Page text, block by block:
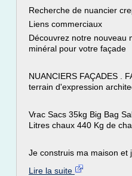
Recherche de nuancier
Liens commerciaux
Découvrez notre nouveau
minéral pour votre façade
NUANCIERS FAÇADES .
terrain d'expression
Vrac Sacs 35kg Big Bag
Litres chaux 440 Kg de
Je construis ma maison et
Lire la suite